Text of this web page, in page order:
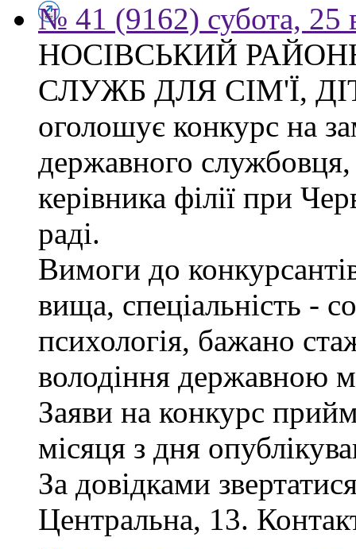
№ 41 (9162) субота, 25
НОСІВСЬКИЙ
СЛУЖБ ДЛЯ СІМ'Ї,
оголошує конкурс на
державного службовця,
керівника філії при
раді.
Вимоги до
вища, спеціальність -
психологія, бажано
володіння державною
Заяви на конкурс
місяця з дня
За довідками
Центральна, 13.